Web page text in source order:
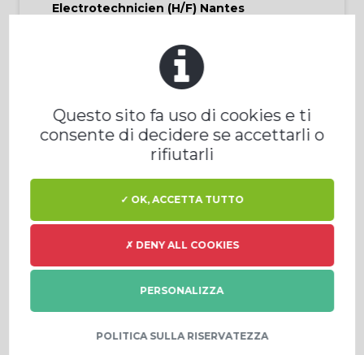
Electrotechnicien (H/F) Nantes
CONTRATTO A TEMPO
Electrotechnicien (H/F) Rennes
CONTRATTO A TEMPO
Questo sito fa uso di cookies e ti
consente di decidere se accettarli o
rifiutarli
✓ OK, ACCETTA TUTTO
✗ DENY ALL COOKIES
PERSONALIZZA
POLITICA SULLA RISERVATEZZA